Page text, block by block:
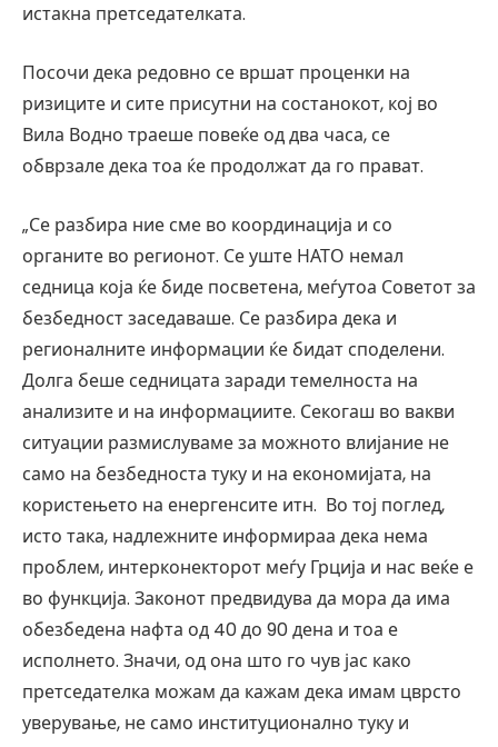
истакна претседателката.
Посочи дека редовно се вршат проценки на
ризиците и сите присутни на состанокот, кој во
Вила Водно траеше повеќе од два часа, се
обврзале дека тоа ќе продолжат да го прават.
„Се разбира ние сме во координација и со
органите во регионот. Се уште НАТО немал
седница која ќе биде посветена, меѓутоа Советот за
безбедност заседаваше. Се разбира дека и
регионалните информации ќе бидат споделени.
Долга беше седницата заради темелноста на
анализите и на информациите. Секогаш во вакви
ситуации размислуваме за можното влијание не
само на безбедноста туку и на економијата, на
користењето на енергенсите итн. Во тој поглед,
исто така, надлежните информираа дека нема
проблем, интерконекторот меѓу Грција и нас веќе е
во функција. Законот предвидува да мора да има
обезбедена нафта од 40 до 90 дена и тоа е
исполнето. Значи, од она што го чув јас како
претседателка можам да кажам дека имам цврсто
уверување, не само институционално туку и